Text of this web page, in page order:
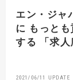
エン・ジャ
に もっと
する
「求
2021/06/11